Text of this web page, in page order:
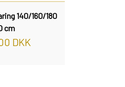
140/160/180
cm
DKK